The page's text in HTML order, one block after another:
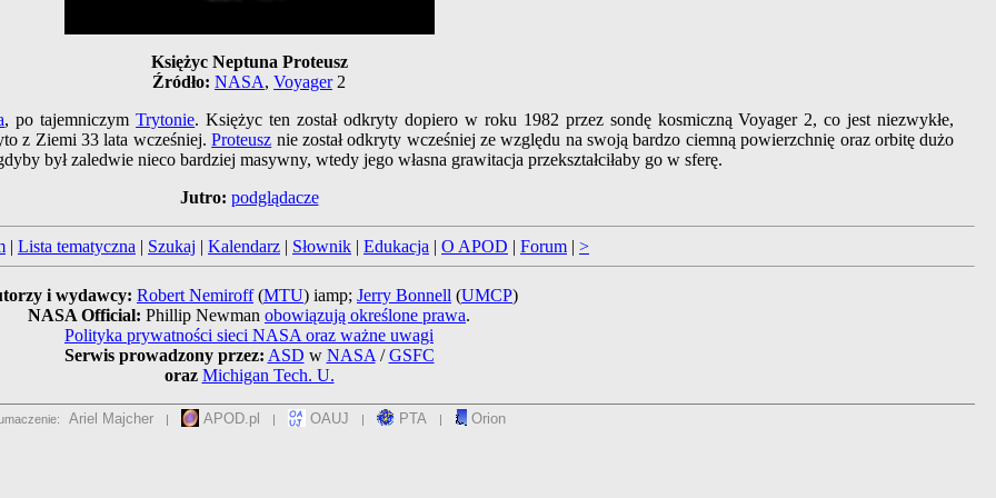
Księżyc Neptuna Proteusz
Źródło: NASA, Voyager2
, po tajemniczymTrytonie. Księżyc ten został odkryty dopiero w roku 1982 przez sondę kosmiczną Voyager 2, co jest niezwykłe,
z Ziemi 33 lata wcześniej.Proteusz nie został odkryty wcześniej ze względu na swoją bardzo ciemną powierzchnię oraz orbitę dużo
był zaledwie nieco bardziej masywny, wtedy jego własna grawitacja przekształciłaby go w sferę.
Jutro: podglądacze
| Lista tematyczna | Szukaj | Kalendarz | Słownik | Edukacja | O APOD | Forum | >
i wydawcy: Robert Nemiroff(MTU) iamp; Jerry Bonnell (UMCP)
NASA Official: Phillip Newman obowiązują określone prawa.
Polityka prywatności sieci NASA oraz ważne uwagi
Serwis prowadzony przez: ASD w NASA /GSFC
oraz Michigan Tech. U.
Ariel Majcher APOD.pl OAUJ PTA Orion